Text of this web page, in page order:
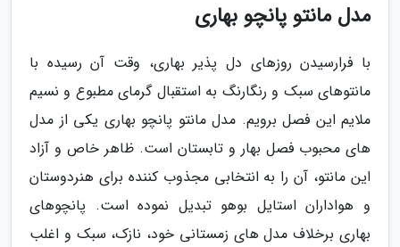
مدل مانتو پانچو بهاری
با فرارسیدن روزهای دل پذیر بهاری، وقت آن رسیده با
مانتوهای سبک و رنگارنگ به استقبال گرمای مطبوع و نسیم
ملایم این فصل برویم. مدل مانتو پانچو بهاری یکی از مدل
های محبوب فصل بهار و تابستان است. ظاهر خاص و آزاد
این مانتو، آن را به انتخابی مجذوب کننده برای هنردوستان
و هواداران استایل بوهو تبدیل نموده است. پانچوهای
بهاری برخلاف مدل های زمستانی خود، نازک، سبک و اغلب